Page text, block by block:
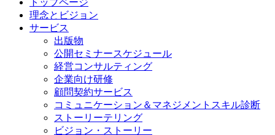
トップページ
理念とビジョン
サービス
出版物
公開セミナースケジュール
経営コンサルティング
企業向け研修
顧問契約サービス
コミュニケーション＆マネジメントスキル診断
ストーリーテリング
ビジョン・ストーリー